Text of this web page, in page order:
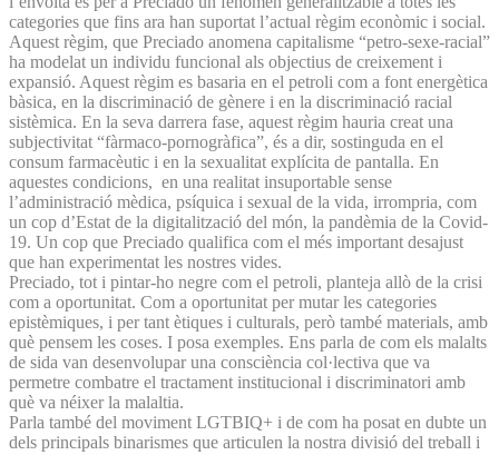
categories que fins ara han suportat l’actual règim econòmic i social.
Aquest règim, que Preciado anomena capitalisme “petro-sexe-racial”
ha modelat un individu funcional als objectius de creixement i
expansió. Aquest règim es basaria en el petroli com a font energètica
bàsica, en la discriminació de gènere i en la discriminació racial
sistèmica. En la seva darrera fase, aquest règim hauria creat una
subjectivitat “fàrmaco-pornogràfica”, és a dir, sostinguda en el
consum farmacèutic i en la sexualitat explícita de pantalla. En
aquestes condicions, en una realitat insuportable sense
l’administració mèdica, psíquica i sexual de la vida, irrompria, com
un cop d’Estat de la digitalització del món, la pandèmia de la Covid-
19. Un cop que Preciado qualifica com el més important desajust
que han experimentat les nostres vides.
Preciado, tot i pintar-ho negre com el petroli, planteja allò de la crisi
com a oportunitat. Com a oportunitat per mutar les categories
epistèmiques, i per tant ètiques i culturals, però també materials, amb
què pensem les coses. I posa exemples. Ens parla de com els malalts
de sida van desenvolupar una consciència col·lectiva que va
permetre combatre el tractament institucional i discriminatori amb
què va néixer la malaltia.
Parla també del moviment LGTBIQ+ i de com ha posat en dubte un
dels principals binarismes que articulen la nostra divisió del treball i